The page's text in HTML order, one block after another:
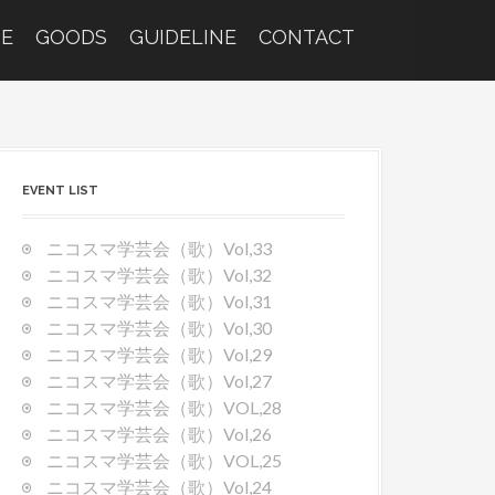
GOODS GUIDELINE CONTACT
EVENT LIST
ニコスマ学芸会（歌）Vol,33
ニコスマ学芸会（歌）Vol,32
ニコスマ学芸会（歌）Vol,31
ニコスマ学芸会（歌）Vol,30
ニコスマ学芸会（歌）Vol,29
ニコスマ学芸会（歌）Vol,27
ニコスマ学芸会（歌）VOL,28
ニコスマ学芸会（歌）Vol,26
ニコスマ学芸会（歌）VOL,25
ニコスマ学芸会（歌）Vol,24